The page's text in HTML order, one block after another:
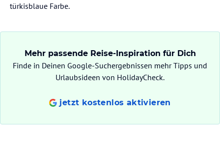
türkisblaue Farbe.
Mehr passende Reise-Inspiration für Dich
Finde in Deinen Google-Suchergebnissen mehr Tipps und
Urlaubsideen von HolidayCheck.
jetzt kostenlos aktivieren